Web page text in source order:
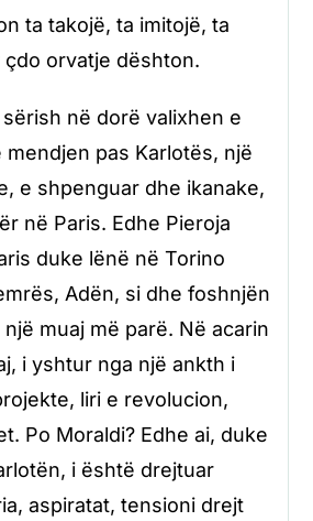
ta takojë, ta imitojë, ta
orvatje dështon.
në dorë valixhen e
mendjen pas Karlotës, një
e shpenguar dhe ikanake,
në Paris. Edhe Pieroja
duke lënë në Torino
Adën, si dhe foshnjën
muaj më parë. Në acarin
i yshtur nga një ankth i
liri e revolucion,
Po Moraldi? Edhe ai, duke
i është drejtuar
aspiratat, tensioni drejt